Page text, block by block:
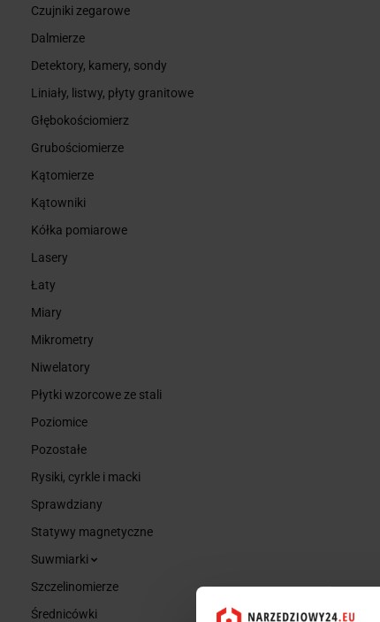
Czujniki zegarowe
Dalmierze
Detektory, kamery, sondy
Liniały, listwy, płyty granitowe
Głębokościomierz
Grubościomierze
Kątomierze
Kątowniki
Kółka pomiarowe
Lasery
Łaty
Miary
Mikrometry
Niwelatory
Płytki wzorcowe ze stali
Poziomice
Pozostałe
Rysiki, cyrkle i macki
Sprawdziany
Statywy magnetyczne
Suwmiarki
Szczelinomierze
Średnicówki